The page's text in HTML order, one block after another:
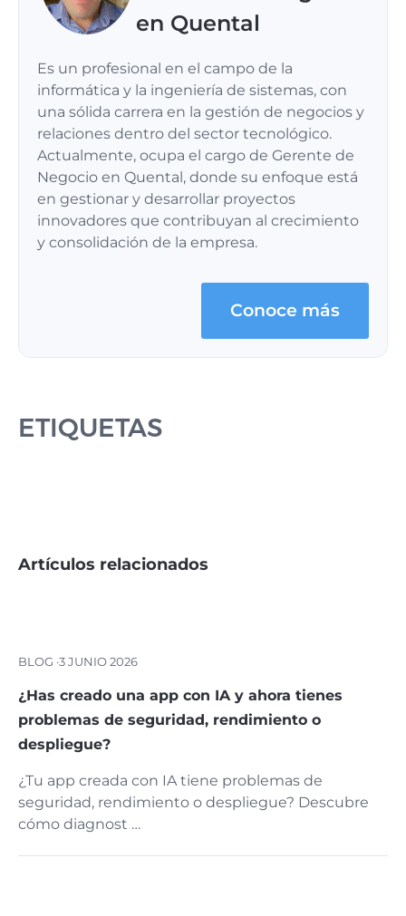
en Quental
Es un profesional en el campo de la
informática y la ingeniería de sistemas, con
una sólida carrera en la gestión de negocios y
relaciones dentro del sector tecnológico.
Actualmente, ocupa el cargo de Gerente de
Negocio en Quental, donde su enfoque está
en gestionar y desarrollar proyectos
innovadores que contribuyan al crecimiento
y consolidación de la empresa.
Conoce más
ETIQUETAS
Artículos relacionados
BLOG ·3 JUNIO 2026
¿Has creado una app con IA y ahora tienes
problemas de seguridad, rendimiento o
despliegue?
¿Tu app creada con IA tiene problemas de
seguridad, rendimiento o despliegue? Descubre
cómo diagnost …